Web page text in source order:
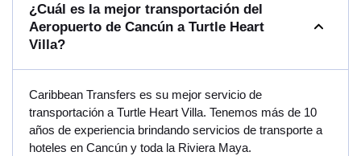
¿Cuál es la mejor transportación del
Aeropuerto de Cancún a Turtle Heart
Villa?
Caribbean Transfers es su mejor servicio de
transportación a Turtle Heart Villa. Tenemos más de 10
años de experiencia brindando servicios de transporte a
hoteles en Cancún y toda la Riviera Maya.